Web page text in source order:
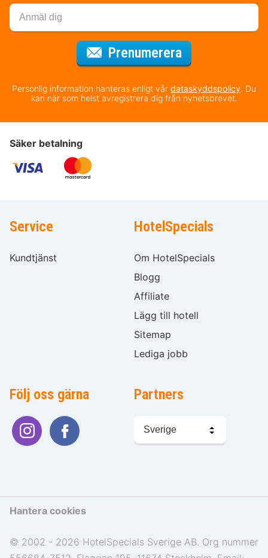
Prenumerera
Personlig information hanteras enligt vår dataskyddspolicy. Du
kan när som helst avregistrera dig från nyhetsbrevet.
Säker betalning
Service
Kundtjänst
HotelSpecials
Om HotelSpecials
Blogg
Affiliate
Lägg till hotell
Sitemap
Lediga jobb
Följ oss gärna Partners
språk
Hantera cookies
© 2002 - 2026 HotelSpecials Sverige AB. Org nummer